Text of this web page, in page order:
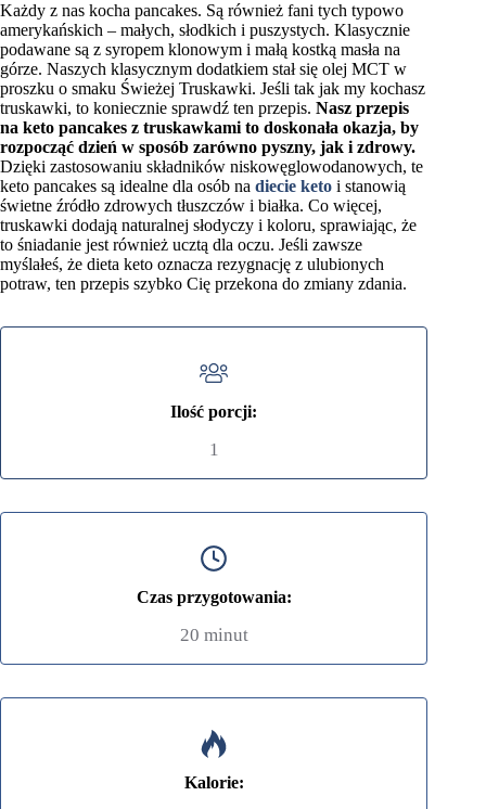
Każdy z nas kocha pancakes. Są również fani tych typowo
amerykańskich – małych, słodkich i puszystych. Klasycznie
podawane są z syropem klonowym i małą kostką masła na
górze. Naszych klasycznym dodatkiem stał się olej MCT w
proszku o smaku Świeżej Truskawki. Jeśli tak jak my kochasz
truskawki, to koniecznie sprawdź ten przepis. Nasz przepis
na keto pancakes z truskawkami to doskonała okazja, by
rozpocząć dzień w sposób zarówno pyszny, jak i zdrowy.
Dzięki zastosowaniu składników niskowęglowodanowych, te
keto pancakes są idealne dla osób na diecie keto i stanowią
świetne źródło zdrowych tłuszczów i białka. Co więcej,
truskawki dodają naturalnej słodyczy i koloru, sprawiając, że
to śniadanie jest również ucztą dla oczu. Jeśli zawsze
myślałeś, że dieta keto oznacza rezygnację z ulubionych
potraw, ten przepis szybko Cię przekona do zmiany zdania.
Ilość porcji:
1
Czas przygotowania:
20 minut
Kalorie: